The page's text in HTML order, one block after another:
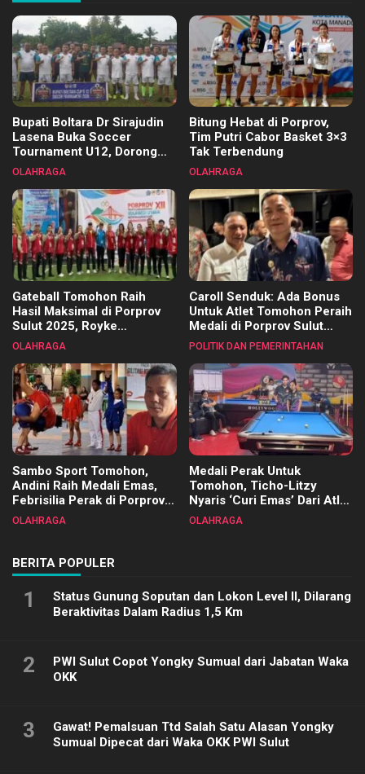
Bupati Boltara Dr Sirajudin
Lasena Buka Soccer
Tournament U12, Dorong
Pembinaan Merata di Setiap
OLAHRAGA
Bitung Hebat di Porprov,
Tim Putri Cabor Basket 3×3
Tak Terbendung
OLAHRAGA
Gateball Tomohon Raih
Hasil Maksimal di Porprov
Sulut 2025, Royke
Tangkawarouw Ucapkan
OLAHRAGA
Caroll Senduk: Ada Bonus
Untuk Atlet Tomohon Peraih
Medali di Porprov Sulut
2025
POLITIK DAN PEMERINTAHAN
Sambo Sport Tomohon,
Andini Raih Medali Emas,
Febrisilia Perak di Porprov
Sulut 2025
OLAHRAGA
Medali Perak Untuk
Tomohon, Ticho-Litzy
Nyaris ‘Curi Emas’ Dari Atlet
Biliar PON di Porprov Sulut
OLAHRAGA
BERITA POPULER
1
Status Gunung Soputan dan Lokon Level II, Dilarang
Beraktivitas Dalam Radius 1,5 Km
2
PWI Sulut Copot Yongky Sumual dari Jabatan Waka
OKK
3
Gawat! Pemalsuan Ttd Salah Satu Alasan Yongky
Sumual Dipecat dari Waka OKK PWI Sulut